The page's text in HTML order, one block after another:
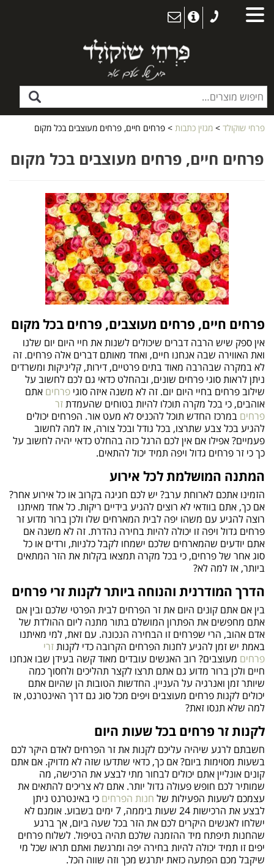
פרחי שוקולד > מגזין כתבות > פרחים חיים, פרחים מעוצבים בכל מקום
פרחים חיים, פרחים מעוצבים בכל מקום
פרחים חיים, פרחים מעוצבים, פרחים בכל מקום
אין ספק שיש הרבה דברים שיכולים לשנות את חיי היום יום שלנו
ואת האווירה שבה אנחנו חיים, ואחד מאותם דברים אלה פרחים. זה
לא במקרה שבהרבה מאוד בתים פרטיים, דירות, קליניקות ומשרדים
ניתן לראות סוגי פרחים שונים, ובהחלט כדאי גם לכם לחשוב על
שילוב פרחים בחיי היום יום. זה לא משנה איזה סוגי פרחים אתם
אוהבים, כי בכל מקרה תוכלו להיות בטוחים שהעמדתזר
פרחים במרכז החדש תוכל להכניס לא מעט אור. הפרחים יכולים
להגיע בכל צבע שתרצו, בכל גודל ובכל צורה, אז למה לחשוב
פעמיים? אפילו אם אין לכם הרגל כזה בהחלט כדאי יהיה לחשוב על
כך כי זר פרחים גדול ויפה תמיד יכול להתאים.
המתנה המושלמת לכל אירוע
הזמינו אתכם לארוחת ערב? יש לכם חגיגה בקרוב או כל אירוע אחר?
אם כך, אתם בוודאי לא רוצים להגיע בידיים ריקות. כל אחד מאיתנו
רוצה להגיע עם משהו יפה לבית המארחים שלו ולכן ברור מדוע זר
פרחים גדול ויפה זו יכולה להיות בחירה נהדרת. זה לא משנה אם
אתם יודעים שהמארחים שלכם ישמחו לקבל כלניות, ורדים או כל
סוג אחר של פרחים, כי בכל מקרה תמצאו בקלות את הזר המתאים
ביותר, אז למה לא?
הדרך המודרנית והנוחה ביותר לקנות זרי פרחים
בין אם אתם קונים היום את זר הפרחים לבית הפרטי שלכם ובין אם
אתם מחפשים את הפתרון המושלם בתור מתנה ליום ההולדת של
אדם אהוב, הרי שפרחים זו הבחירה הנכונה. עם זאת, למי מאיתנו
באמת יש זמן להגיע לחנות הפרחים הקרובה כדי לקנותזרי
פרחים מעוצבים? רוב האנשים עובדים מאוד קשה בעידן שבו אנחנו
חיים ולכן ברור מדוע גם אתם תרצו לקצר תהליכים ולחסוך כמה
שיותר זמן ואנרגיה על העניין. החדשות הטובות הן שהיום אתם
יכולים לקנות פרחים מעוצבים ויפים מכל סוג גם דרך האינטרנט, אז
למה שלא תנסו זאת?
לקנות זר פרחים בכל שעות היום
חשבתם לרגע שיהיה עליכם לקנות את זר הפרחים לאדם היקר לכם
בשעות מסוימות ביום? אם כך, כדאי שתדעו שזה לא מדויק. אם אתם
קונים אונליין אתם יכולים לבחור מתי לבצע את הרכישה, מה
שמותיר לכם חופש פעולה גדול יותר. אתם לא צריכים להתאים את
עצמכם לשעות הפעילות של חנות הפרחים כי באינטרנט ניתן
לבצע את הרכישות 24 שעות ביממה, 7 ימים בשבוע. אומנם לא
ישלחו לאנשים היקרים לכם את הזר בכל שעה ביום, אך ברגע
שהחנות תיפתח מיד ההזמנה שלכם תהיה בטיפול. לשלוח פרחים
יפים זו תמיד יכולה להיות בחירה יפה ומרגשת ואתם תראו שכל מי
שיקבל מכם הפתעה כזאת יתרגש מכך וזה שווה הכל.